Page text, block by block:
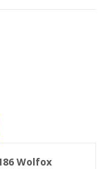
Wolfox